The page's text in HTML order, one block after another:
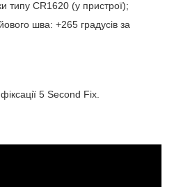
типу CR1620 (у пристрої);
шва: +265 градусів за
5 Second Fix.